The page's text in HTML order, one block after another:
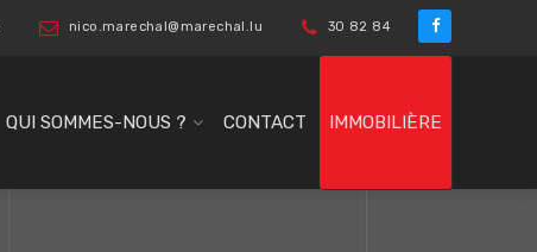
nico.marechal@marechal.lu 30 82 84
QUI SOMMES-NOUS ? CONTACT IMMOBILIÈRE